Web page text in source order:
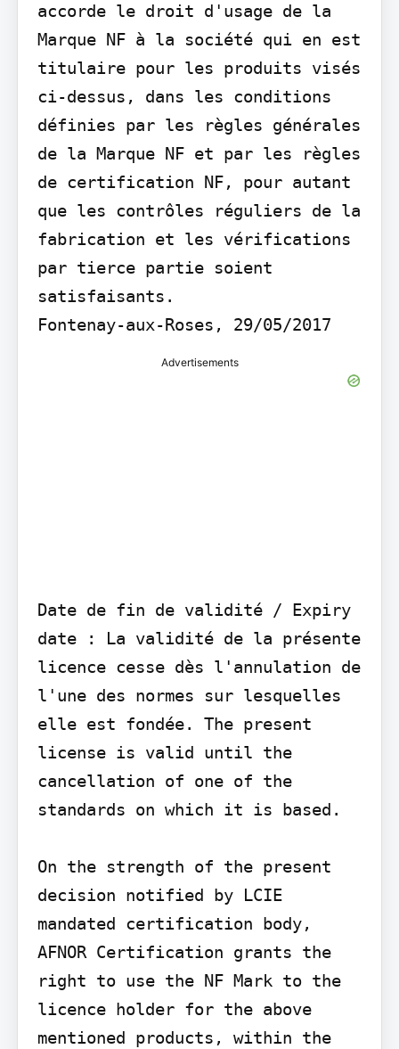
accorde le droit d'usage de la
Marque NF à la société qui en est
titulaire pour les produits visés
ci-dessus, dans les conditions
définies par les règles générales
de la Marque NF et par les règles
de certification NF, pour autant
que les contrôles réguliers de la
fabrication et les vérifications
par tierce partie soient
satisfaisants.
Fontenay-aux-Roses, 29/05/2017
Advertisements
Date de fin de validité / Expiry
date : La validité de la présente
licence cesse dès l'annulation de
l'une des normes sur lesquelles
elle est fondée. The present
license is valid until the
cancellation of one of the
standards on which it is based.
On the strength of the present
decision notified by LCIE
mandated certification body,
AFNOR Certification grants the
right to use the NF Mark to the
licence holder for the above
mentioned products, within the